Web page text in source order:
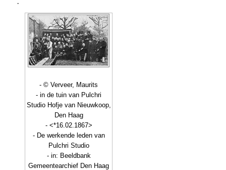
·
- © Verveer, Maurits
- in de tuin van Pulchri
Studio Hofje van Nieuwkoop,
Den Haag
- <*16.02.1867>
- De werkende leden van
Pulchri Studio
- in: Beeldbank
Gemeentearchief Den Haag